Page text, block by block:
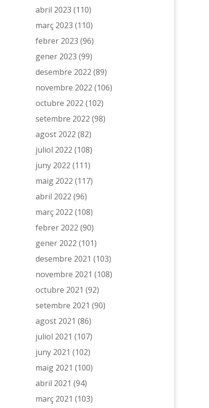
abril 2023 (110)
març 2023 (110)
febrer 2023 (96)
gener 2023 (99)
desembre 2022 (89)
novembre 2022 (106)
octubre 2022 (102)
setembre 2022 (98)
agost 2022 (82)
juliol 2022 (108)
juny 2022 (111)
maig 2022 (117)
abril 2022 (96)
març 2022 (108)
febrer 2022 (90)
gener 2022 (101)
desembre 2021 (103)
novembre 2021 (108)
octubre 2021 (92)
setembre 2021 (90)
agost 2021 (86)
juliol 2021 (107)
juny 2021 (102)
maig 2021 (100)
abril 2021 (94)
març 2021 (103)